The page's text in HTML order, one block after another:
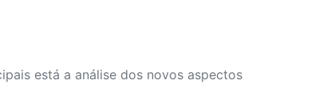
está a análise dos novos aspectos